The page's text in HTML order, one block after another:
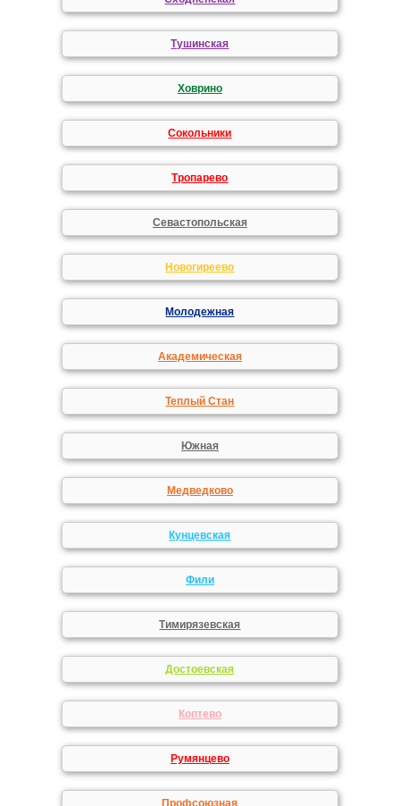
Тушинская
Ховрино
Сокольники
Тропарево
Севастопольская
Новогиреево
Молодежная
Академическая
Теплый Стан
Южная
Медведково
Кунцевская
Фили
Тимирязевская
Достоевская
Коптево
Румянцево
Профсоюзная